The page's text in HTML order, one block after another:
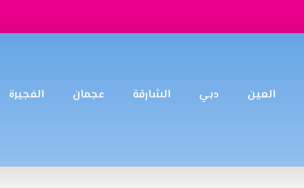
العين دبي الشارقة عجمان الفجيرة